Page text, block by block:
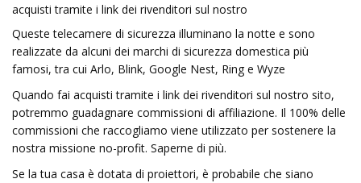
acquisti tramite i link dei rivenditori sul nostro
Queste telecamere di sicurezza illuminano la notte e sono
realizzate da alcuni dei marchi di sicurezza domestica più
famosi, tra cui Arlo, Blink, Google Nest, Ring e Wyze
Quando fai acquisti tramite i link dei rivenditori sul nostro sito,
potremmo guadagnare commissioni di affiliazione. Il 100% delle
commissioni che raccogliamo viene utilizzato per sostenere la
nostra missione no-profit. Saperne di più.
Se la tua casa è dotata di proiettori, è probabile che siano